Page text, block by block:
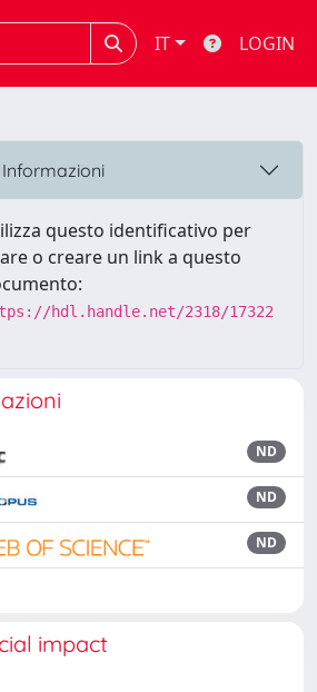
IT LOGIN
Informazioni
questo identificativo per
o creare un link a questo
hdl.handle.net/2318/17322
ND
ND
ND
impact